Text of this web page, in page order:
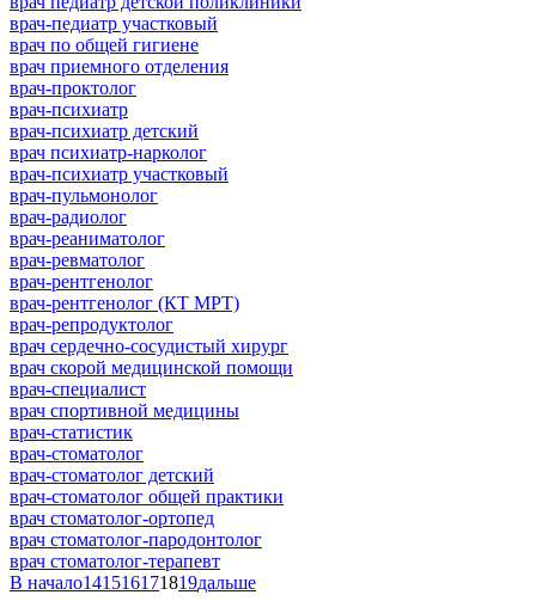
врач-педиатр участковый
врач по общей гигиене
врач приемного отделения
врач-проктолог
врач-психиатр
врач-психиатр детский
врач психиатр-нарколог
врач-психиатр участковый
врач-пульмонолог
врач-радиолог
врач-реаниматолог
врач-ревматолог
врач-рентгенолог
врач-рентгенолог (КТ МРТ)
врач-репродуктолог
врач сердечно-сосудистый хирург
врач скорой медицинской помощи
врач-специалист
врач спортивной медицины
врач-статистик
врач-стоматолог
врач-стоматолог детский
врач-стоматолог общей практики
врач стоматолог-ортопед
врач стоматолог-пародонтолог
врач стоматолог-терапевт
В начало141516171819дальше